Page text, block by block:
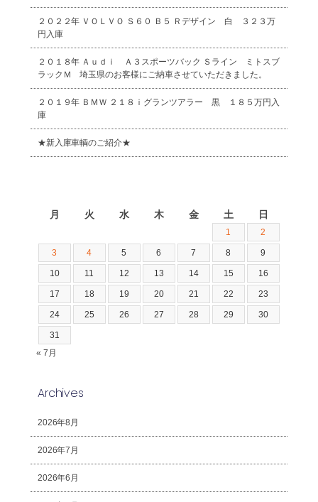
２０２２年 ＶＯＬＶＯ Ｓ６０ Ｂ５ Ｒデザイン 白 ３２３万
円入庫
２０１８年 Ａｕｄｉ Ａ３スポーツバック Ｓライン ミトスブ
ラックＭ 埼玉県のお客様にご納車させていただきました。
２０１９年 ＢＭＷ ２１８ｉグランツアラー 黒 １８５万円入
庫
★新入庫車輌のご紹介★
月 火 水 木 金 土 日
1 2
3 4 5 6 7 8 9
10 11 12 13 14 15 16
17 18 19 20 21 22 23
24 25 26 27 28 29 30
31
« 7月
Archives
2026年8月
2026年7月
2026年6月